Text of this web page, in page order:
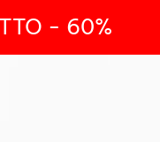
- 60%